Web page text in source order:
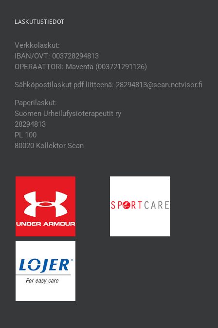
LASKUTUSTIEDOT
Verkkolaskut:
IBAN/OVT: 003728294813
OPERAATTORI: Maventa (003721291126)
Sähköpostilaskut pdf-liitteenä: 28294813@scan.netvisor.fi
Paperilaskut:
Suomen Urheilufysioterapeutit ry
28294813
PL 100
80020 Kollektor Scan